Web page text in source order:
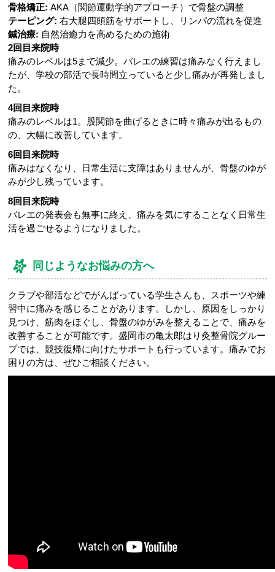
骨格矯正: AKA（関節運動学的アプローチ）で骨盤の調整
テーピング: 右大腿四頭筋をサポートし、リンパの流れを促進
鍼治療: 自然治癒力を高めるための施術
2回目来院時
痛みのレベルは5まで減少。バレエの練習は痛みなく行えまし
たが、学校の部活で長時間立っていると少し痛みが再発しまし
た。
4回目来院時
痛みのレベルは1。股関節を曲げるときに時々痛みが出るもの
の、大幅に改善しています。
6回目来院時
痛みはなくなり、日常生活に支障はありませんが、骨盤のゆが
みが少し残っています。
8回目来院時
バレエの発表会も無事に終え、痛みを気にすることなく日常生
活を過ごせるようになりました。
同じようなお悩みの方へ
クラブや部活などでがんばっている学生さんも、スポーツや練
習中に痛みを感じることがあります。しかし、原因をしっかり
見つけ、筋肉をほぐし、骨盤のゆがみを整えることで、痛みを
改善することが可能です。盛岡市の亀太郎はり灸整骨院グルー
プでは、競技復帰に向けたサポートも行っています。痛みでお
困りの方は、ぜひご相談ください。